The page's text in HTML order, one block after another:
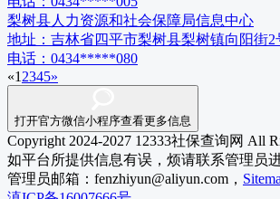
梨树县人力资源和社会保障局信息中心
地址： 吉林省四平市梨树县梨树镇向阳街2
电话： 0434*****080
«1 2345»
打开官方微信小程序查看更多信息
Copyright 2024-2027 12333社保查询网 All
如平台所提供信息有误，烦请联系管理员
管理员邮箱：fenzhiyun@aliyun.com，